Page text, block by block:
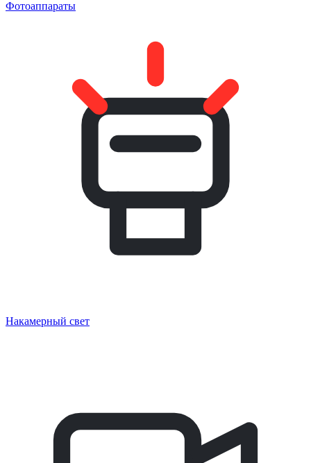
Фотоаппараты
Накамерный свет